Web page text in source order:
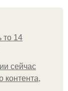
то 14
сейчас
контента,